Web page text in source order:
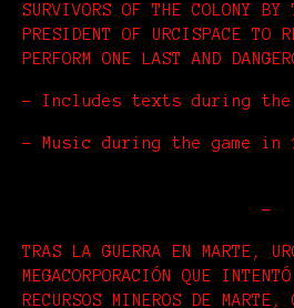
SURVIVORS OF THE COLONY BY
PRESIDENT OF URCISPACE TO
PERFORM ONE LAST AND
- Includes texts during the
- Music during the game in
-
TRAS LA GUERRA EN MARTE,
MEGACORPORACIÓN QUE
RECURSOS MINEROS DE